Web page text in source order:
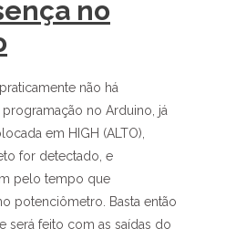
no
não há
no Arduino, já
em HIGH (ALTO),
for detectado, e
pelo tempo que
potenciômetro. Basta então
será feito com as saídas do